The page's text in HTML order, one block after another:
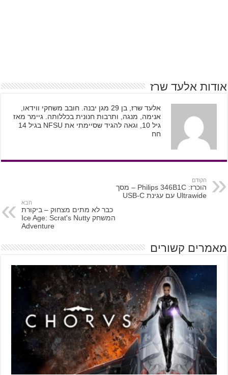
אודות אלעד שרז
אלעד שרז, בן 29 מגן יבנה. חובב משחקי ווידאו,
אנימה, מנגה, ותרבות חנונית בכללותה. גיימר מאז
גיל 10, וגאה להגיד שסיימתי את NFSU בגיל 14
חח
הקודם
הוכרז: Philips 346B1C – מסך
Ultrawide עם עגינת USB-C
הבא
כבר לא מתים מצחוק – ביקורת
המשחק Ice Age: Scrat's Nutty
Adventure
מאמרים קשורים